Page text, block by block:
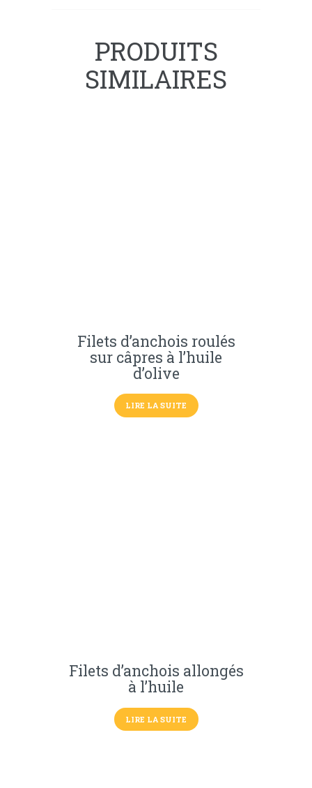
PRODUITS
SIMILAIRES
Filets d’anchois roulés
sur câpres à l’huile
d’olive
LIRE LA SUITE
Filets d’anchois allongés
à l’huile
LIRE LA SUITE